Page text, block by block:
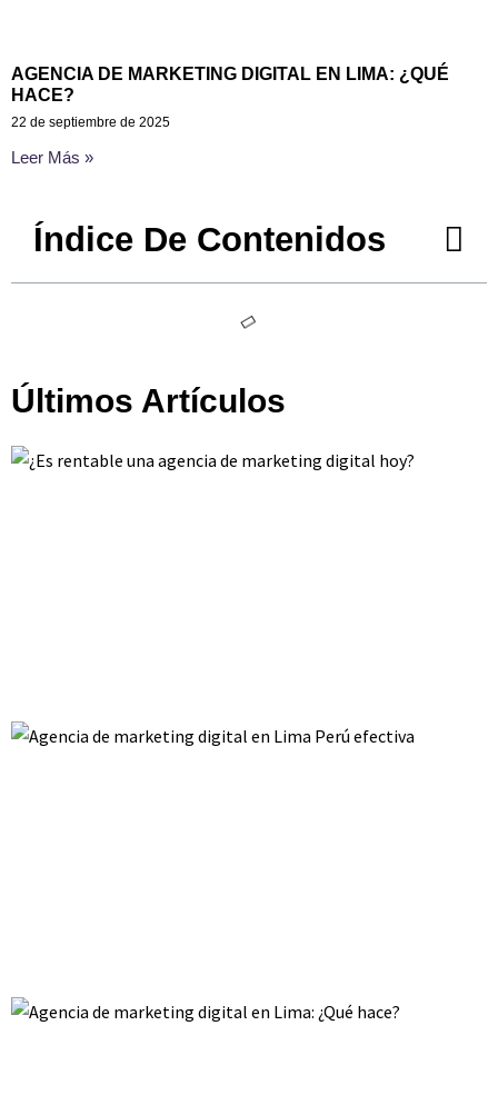
AGENCIA DE MARKETING DIGITAL EN LIMA: ¿QUÉ
HACE?
22 de septiembre de 2025
Leer Más »
Índice De Contenidos
Últimos Artículos